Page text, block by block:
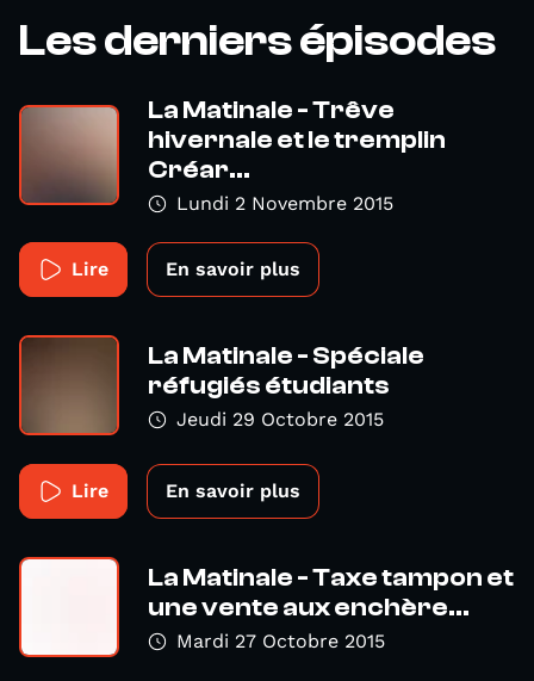
Les derniers épisodes
La Matinale - Trêve
hivernale et le tremplin
Créar...
Lundi 2 Novembre 2015
Lire En savoir plus
La Matinale - Spéciale
réfugiés étudiants
Jeudi 29 Octobre 2015
Lire En savoir plus
La Matinale - Taxe tampon et
une vente aux enchère...
Mardi 27 Octobre 2015